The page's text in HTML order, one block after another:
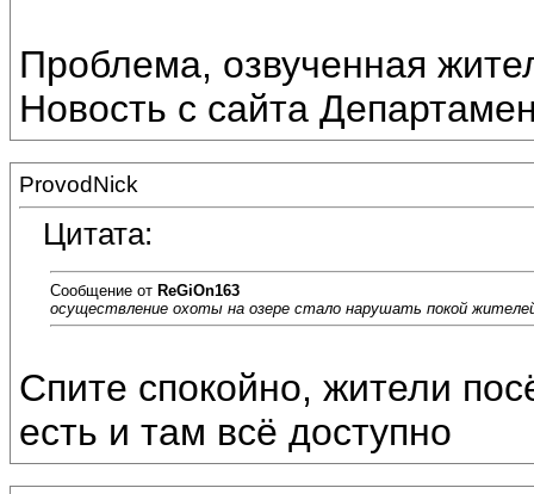
Проблема, озвученная
Новость с сайта
ProvodNick
Цитата:
Сообщение от ReGiOn163
осуществление охоты на озере стало нарушать покой
Спите спокойно, жители
есть и там всё доступно